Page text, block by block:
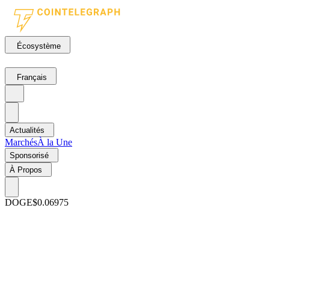
Écosystème
Français
Actualités
MarchésÀ la Une
Sponsorisé
À Propos
DOGE$0.06975